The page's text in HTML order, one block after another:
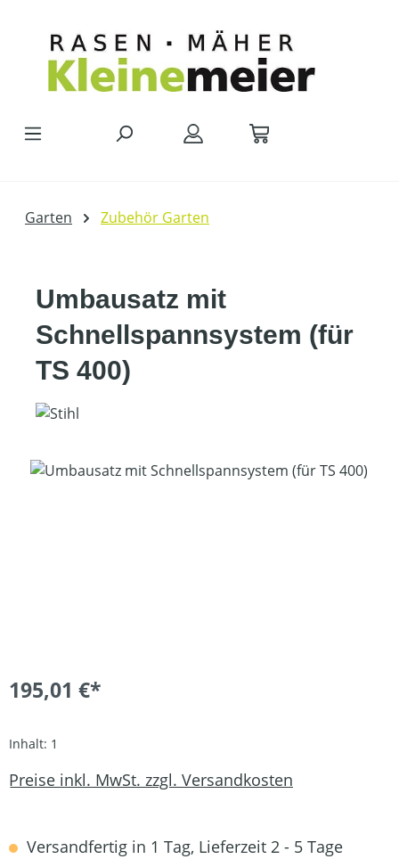
Garten Zubehör Garten
Umbausatz mit
Schnellspannsystem (für
TS 400)
Bildergalerie überspringen
195,01 €*
Inhalt: 1
Preise inkl. MwSt. zzgl. Versandkosten
Versandfertig in 1 Tag, Lieferzeit 2 - 5 Tage